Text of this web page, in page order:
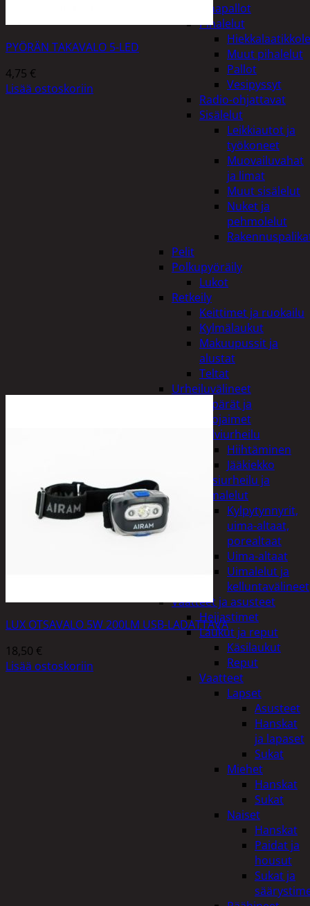
Ilmapallot
Pihalelut
Muut pihalelut
Pallot
Vesipyssyt
Radio-ohjattavat
Sisälelut
Leikkiautot ja
työkoneet
Muovailuvahat
ja limat
Muut sisälelut
Nuket ja
pehmolelut
Pelit
Polkupyöräily
Lukot
Retkeily
Keittimet ja ruokailu
Kylmälaukut
Makuupussit ja
alustat
Teltat
Urheiluvälineet
Kypärät ja
suojaimet
Talviurheilu
Hiihtäminen
Jääkiekko
Vesiurheilu ja
uimalelut
Kylpytynnyrit,
uima-altaat,
porealtaat
Uima-altaat
Uimalelut ja
kelluntavälineet
Vaatteet ja asusteet
Heijastimet
Laukut ja reput
Käsilaukut
Reput
Vaatteet
Lapset
Asusteet
Hanskat
ja lapaset
Sukat
Miehet
Hanskat
Sukat
Naiset
Hanskat
Paidat ja
housut
Sukat ja
PYÖRÄN TAKAVALO 5-LED
4,75 €
Lisää ostoskoriin
LUX OTSAVALO 5W 200LM USB-LADATTAVA
18,50 €
Lisää ostoskoriin